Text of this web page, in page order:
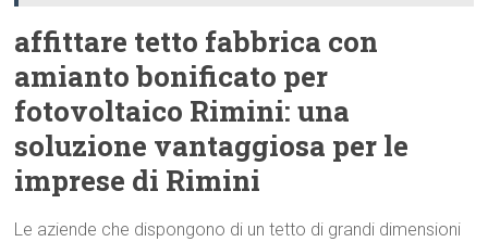
affittare tetto fabbrica con
amianto bonificato per
fotovoltaico Rimini: una
soluzione vantaggiosa per le
imprese di Rimini
Le aziende che dispongono di un tetto di grandi dimensioni